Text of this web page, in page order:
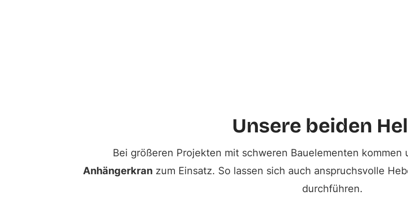
Unsere beiden
Bei größeren Projekten mit schweren Bauelementen kommen
Anhängerkran zum Einsatz. So lassen sich auch anspruchsvolle
durchführen.